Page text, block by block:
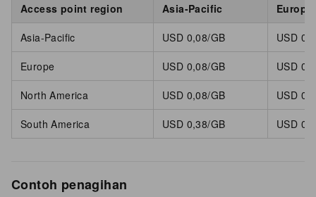
Access point region Asia-Pacific Europe
Asia-Pacific USD 0,08/GB USD
Europe USD 0,08/GB USD
North America USD 0,08/GB USD
South America USD 0,38/GB USD
Contoh penagihan